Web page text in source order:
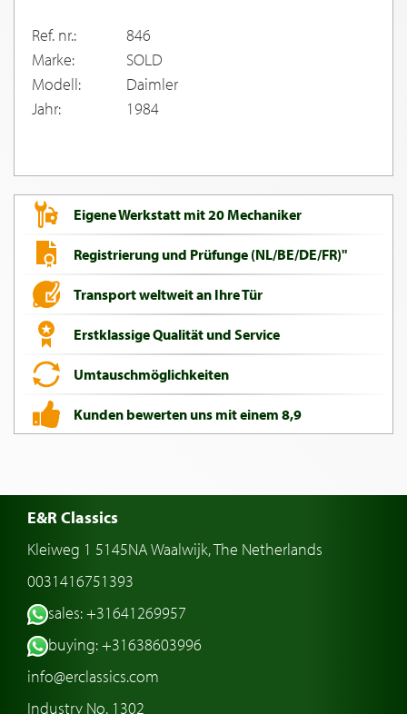
Ref. nr.:
846
Marke:
SOLD
Modell:
Daimler
Jahr:
1984
Eigene Werkstatt mit 20 Mechaniker
Registrierung und Prüfunge (NL/BE/DE/FR)"
Transport weltweit an Ihre Tür
Erstklassige Qualität und Service
Umtauschmöglichkeiten
Kunden bewerten uns mit einem 8,9
E&R Classics
Kleiweg 1 5145NA Waalwijk, The Netherlands
0031416751393
sales: +31641269957
buying: +31638603996
info@erclassics.com
Industry No. 1302